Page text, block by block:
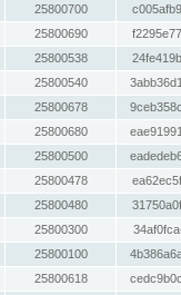
25800700
25800690
25800538
25800540
25800678
25800680
25800500
25800478
25800480
25800300
25800100
25800618